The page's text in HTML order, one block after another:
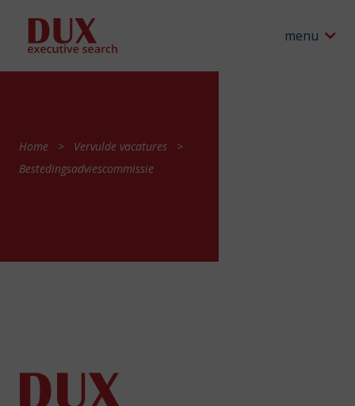
menu
Home
Vervulde vacatures
Bestedingsadviescommissie